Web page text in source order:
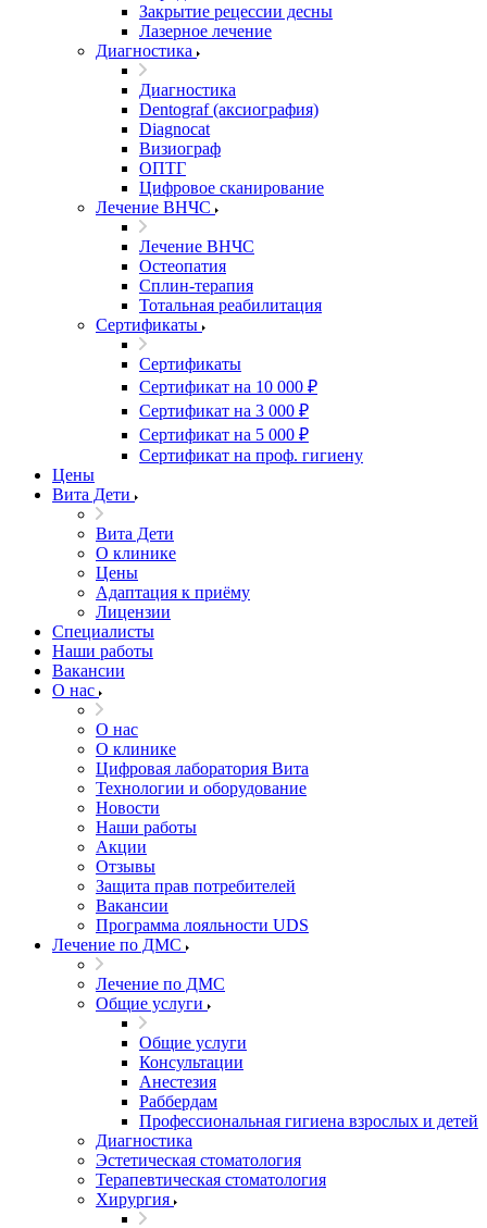
Закрытие рецессии десны
Лазерное лечение
Диагностика
Диагностика
Dentograf (аксиография)
Diagnocat
Визиограф
ОПТГ
Цифровое сканирование
Лечение ВНЧС
Лечение ВНЧС
Остеопатия
Сплин-терапия
Тотальная реабилитация
Сертификаты
Сертификаты
Сертификат на 10 000 ₽
Сертификат на 3 000 ₽
Сертификат на 5 000 ₽
Сертификат на проф. гигиену
Цены
Вита Дети
Вита Дети
О клинике
Цены
Адаптация к приёму
Лицензии
Специалисты
Наши работы
Вакансии
О нас
О нас
О клинике
Цифровая лаборатория Вита
Технологии и оборудование
Новости
Наши работы
Акции
Отзывы
Защита прав потребителей
Вакансии
Программа лояльности UDS
Лечение по ДМС
Лечение по ДМС
Общие услуги
Общие услуги
Консультации
Анестезия
Раббердам
Профессиональная гигиена взрослых и детей
Диагностика
Эстетическая стоматология
Терапевтическая стоматология
Хирургия